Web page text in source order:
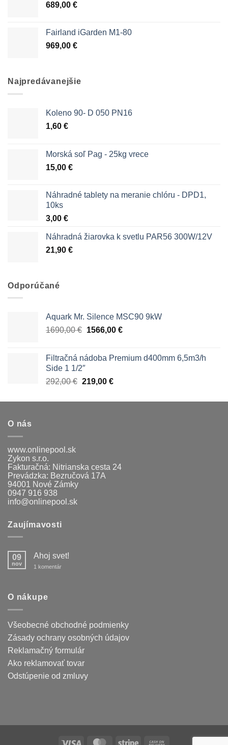
689,00 €
Fairland iGarden M1-80
969,00 €
Najpredávanejšie
Koleno 90- D 050 PN16
1,60 €
Morská soľ Pag - 25kg vrece
15,00 €
Náhradné tablety na meranie chlóru - DPD1,
10ks
3,00 €
Náhradná žiarovka k svetlu PAR56 300W/12V
21,90 €
Odporúčané
Aquark Mr. Silence MSC90 9kW
1690,00€ Pôvodná
1690,00 €.
1566,00 €Aktuálna
1566,00 €.
Filtračná nádoba Premium d400mm 6,5m3/h
Side 1 1/2″
292,00€ Pôvodná
bola:
219,00 €Aktuálna
je:
O nás
www.onlinepool.sk
Zykon s.r.o.
Fakturačná: Nitrianska cesta 24
Prevádzka: Bezručová 17A
94001 Nové Zámky
0947 916 938
info@onlinepool.sk
Zaujímavosti
09
nov
Ahoj svet!
1 komentárna
O nákupe
Všeobecné obchodné podmienky
Zásady ochrany osobných údajov
Reklamačný formulár
Ako reklamovať tovar
Odstúpenie od zmluvy
Visa MasterCardStripe